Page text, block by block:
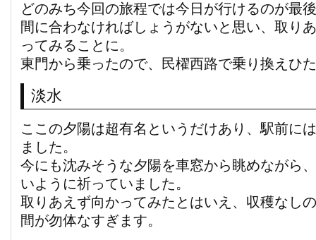
どのみち今回の旅程では今日が行けるのが最
間に合わなければしょうがないと思い、取り
ってみることに。
東門から乗ったので、民櫂西路で乗り換えひ
淡水
ここの夕陽は超有名というだけあり、駅前に
ました。
今にも沈みそうな夕陽を車窓から眺めながら
いように祈っていました。
取りあえず向かってみたとはいえ、収穫なし
間が勿体なすぎます。